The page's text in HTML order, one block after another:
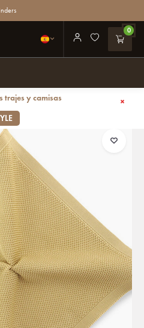
0
trajes y camisas
Sand | De punto | Para hombres